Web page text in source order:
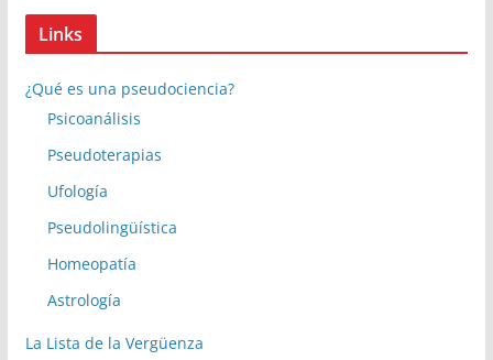
Links
¿Qué es una pseudociencia?
Psicoanálisis
Pseudoterapias
Ufología
Pseudolingüística
Homeopatía
Astrología
La Lista de la Vergüenza